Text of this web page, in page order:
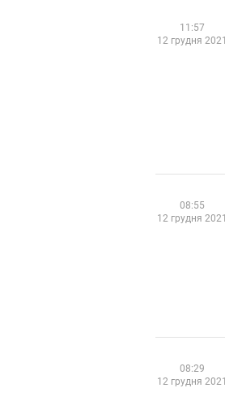
11:57
12 грудня 2021
08:55
12 грудня 2021
08:29
12 грудня 2021